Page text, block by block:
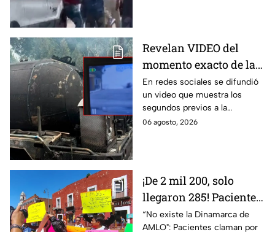
Revelan VIDEO del
momento exacto de la
explosión de pipa de
gas en Cuernavaca,
Morelos
En redes sociales se difundió
un video que muestra los
segundos previos a la
explosión de una pipa de gas
06 agosto, 2026
¡De 2 mil 200, solo
llegaron 285! Pacientes
claman por
“No existe la Dinamarca de
AMLO": Pacientes claman por